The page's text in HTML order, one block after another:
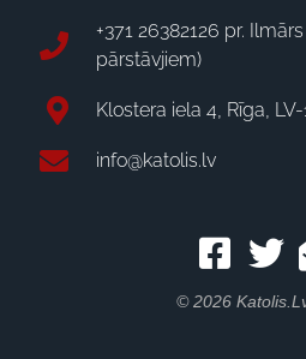
+371 26382126 pr.
pārstāvjiem)
Klostera iela 4, Rīga,
info@katolis.lv
© 2026